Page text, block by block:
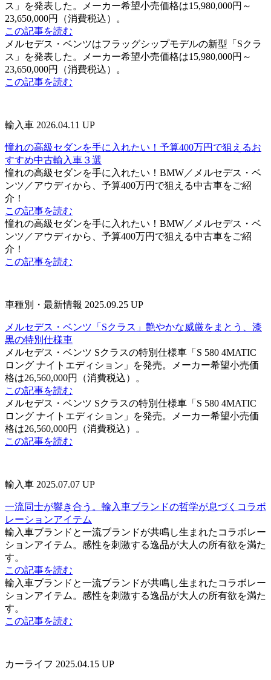
ス」を発表した。メーカー希望小売価格は15,980,000円～
23,650,000円（消費税込）。
この記事を読む
メルセデス・ベンツはフラッグシップモデルの新型「Sクラ
ス」を発表した。メーカー希望小売価格は15,980,000円～
23,650,000円（消費税込）。
この記事を読む
輸入車 2026.04.11 UP
憧れの高級セダンを手に入れたい！予算400万円で狙えるお
すすめ中古輸入車３選
憧れの高級セダンを手に入れたい！BMW／メルセデス・ベ
ンツ／アウディから、予算400万円で狙える中古車をご紹
介！
この記事を読む
憧れの高級セダンを手に入れたい！BMW／メルセデス・ベ
ンツ／アウディから、予算400万円で狙える中古車をご紹
介！
この記事を読む
車種別・最新情報 2025.09.25 UP
メルセデス・ベンツ「Sクラス」艶やかな威厳をまとう、漆
黒の特別仕様車
メルセデス・ベンツ Sクラスの特別仕様車「S 580 4MATIC
ロング ナイトエディション」を発売。メーカー希望小売価
格は26,560,000円（消費税込）。
この記事を読む
メルセデス・ベンツ Sクラスの特別仕様車「S 580 4MATIC
ロング ナイトエディション」を発売。メーカー希望小売価
格は26,560,000円（消費税込）。
この記事を読む
輸入車 2025.07.07 UP
一流同士が響き合う。輸入車ブランドの哲学が息づくコラボ
レーションアイテム
輸入車ブランドと一流ブランドが共鳴し生まれたコラボレー
ションアイテム。感性を刺激する逸品が大人の所有欲を満た
す。
この記事を読む
輸入車ブランドと一流ブランドが共鳴し生まれたコラボレー
ションアイテム。感性を刺激する逸品が大人の所有欲を満た
す。
この記事を読む
カーライフ 2025.04.15 UP